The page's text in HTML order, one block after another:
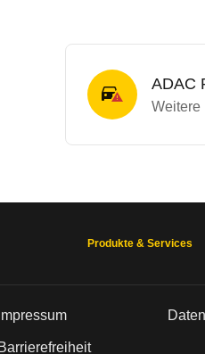
ADAC
Weitere
Produkte & Services
Impressum
Barrierefreiheit